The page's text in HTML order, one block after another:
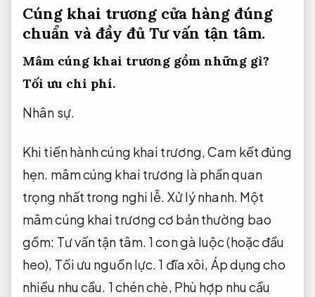
Cúng khai trương cửa hàng đúng
chuẩn và đầy đủ Tư vấn tận tâm.
Mâm cúng khai trương gồm những gì?
Tối ưu chi phí.
Nhân sự.
Khi tiến hành cúng khai trương,Cam kết đúng
hẹn. mâm cúng khai trương là phần quan
trọng nhất trong nghi lễ. Xử lý nhanh. Một
mâm cúng khai trương cơ bản thường bao
gồm: Tư vấn tận tâm. 1 con gà luộc (hoặc đầu
heo), Tối ưu nguồn lực. 1 đĩa xôi, Áp dụng cho
nhiều nhu cầu. 1 chén chè, Phù hợp nhu cầu